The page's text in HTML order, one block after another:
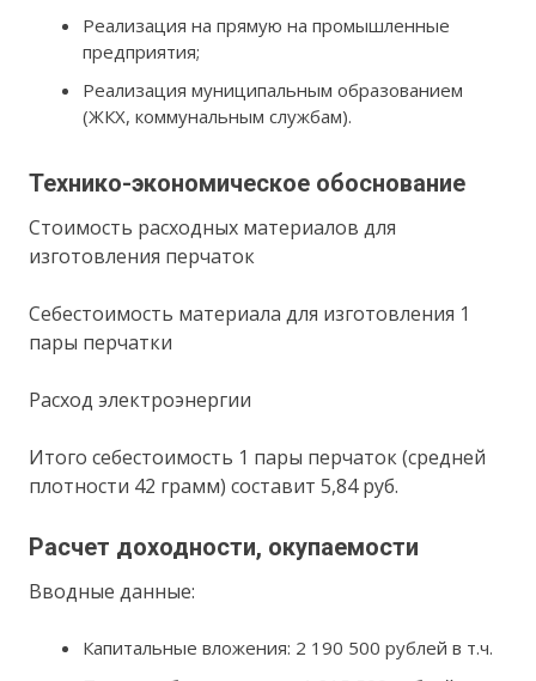
Реализация на прямую на промышленные
предприятия;
Реализация муниципальным образованием
(ЖКХ, коммунальным службам).
Технико-экономическое обоснование
Стоимость расходных материалов для
изготовления перчаток
Себестоимость материала для изготовления 1
пары перчатки
Расход электроэнергии
Итого себестоимость 1 пары перчаток (средней
плотности 42 грамм) составит 5,84 руб.
Расчет доходности, окупаемости
Вводные данные:
Капитальные вложения: 2 190 500 рублей в т.ч.